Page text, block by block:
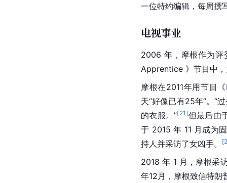
一位特约编辑，每周撰
电视事业
2006 年，摩根作为评
Apprentice 》节目中
摩根在2011年用节目
天“好像已有25年”。“
的衣服。”[21]但最后由
于 2015 年 11 月成为
持人并采访了女凶手。
[
2018 年 1 月，摩根采
年12月，摩根致信特朗